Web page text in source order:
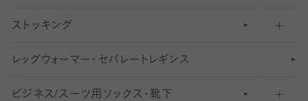
スニーカー（くるぶし）用ソックス
アンクル・ショートソックス（くるぶし上）
クルーソックス（ふくらはぎ下）
31〜40デニールタイツ
41〜60デニールタイツ
61〜80デニールタイツ
柄レギンス
無地レギンス
レギンスパンツ（レギパン）
ストッキング
伝線しにくいストッキング
ショートストッキング
レッ グ ウォー マー ・ セパレー ト レ ギンス
ビジネス/スーツ用 ソックス・靴下